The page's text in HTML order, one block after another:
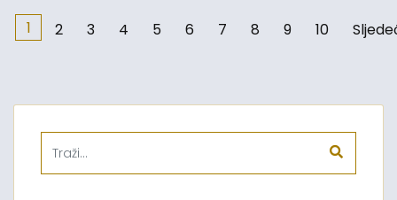
1 2 3 4 5 6 7 8 9 10